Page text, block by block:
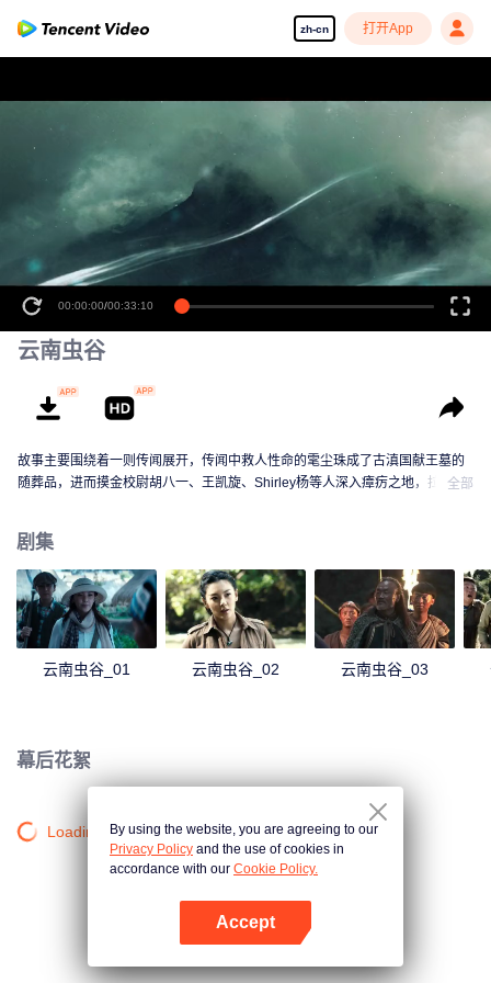
zh-cn 打开App
00:00:00/00:33:10
云南虫谷
故事主要围绕着一则传闻展开，传闻中救人性命的雮尘珠成了古滇国献王墓的
随葬品，进而摸金校尉胡八一、王凯旋、Shirley杨等人深入瘴疠之地，拉开古
全部
剧集
云南虫谷_01 云南虫谷_02 云南虫谷_03
幕后花絮
Loading…By using the website, you are agreeing to our
Privacy Policy and the use of cookies in
accordance with our Cookie Policy.
Accept